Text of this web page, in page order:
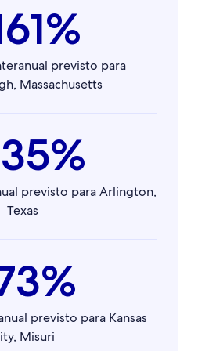
previsto para
Massachusetts
previsto para Arlington,
Texas
previsto para Kansas
Misuri